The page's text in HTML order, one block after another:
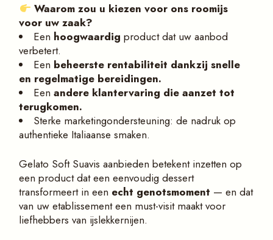
Waarom zou u kiezen voor ons roomijs
voor uw zaak?
Een hoogwaardig product dat uw aanbod
verbetert.
Een beheerste rentabiliteit dankzij snelle
en regelmatige bereidingen.
Eenandere klantervaring die aanzet tot
terugkomen.
Sterke marketingondersteuning: de nadruk op
authentieke Italiaanse smaken.
Gelato Soft Suavis aanbieden betekent inzetten op
een product dat een eenvoudig dessert
transformeert in een echt genotsmoment — en dat
van uw etablissement een must-visit maakt voor
liefhebbers van ijslekkernijen.